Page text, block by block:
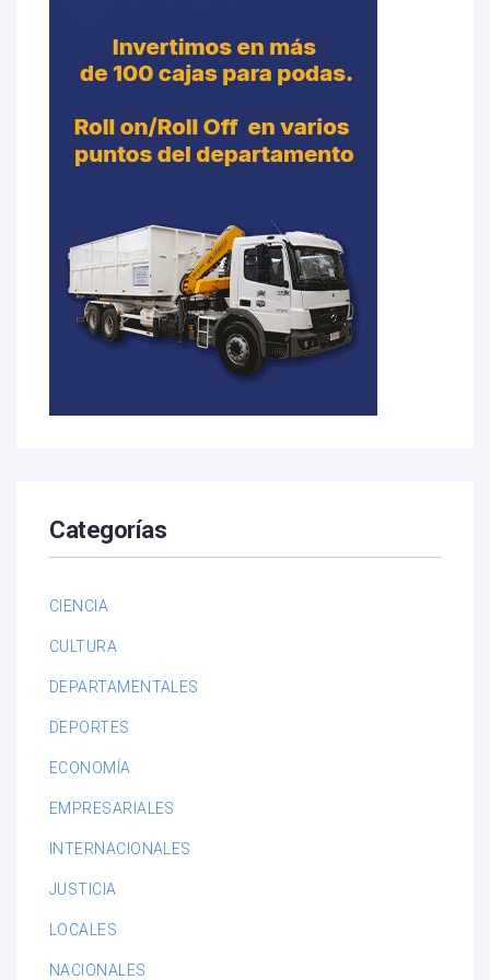
Categorías
CIENCIA
CULTURA
DEPARTAMENTALES
DEPORTES
ECONOMÍA
EMPRESARIALES
INTERNACIONALES
JUSTICIA
LOCALES
NACIONALES